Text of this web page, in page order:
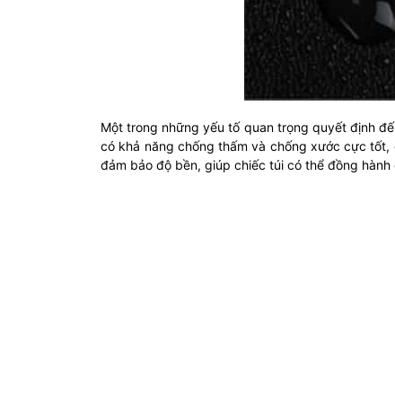
Một trong những yếu tố quan trọng quyết định
có khả năng chống thấm và chống xước cực
đảm bảo độ bền, giúp chiếc túi có thể đồng